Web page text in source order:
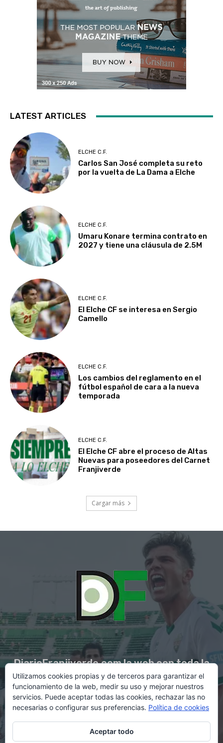
LATEST ARTICLES
ELCHE C.F.
Carlos San José completa su reto
por la vuelta de La Dama a Elche
ELCHE C.F.
Umaru Konare termina contrato en
2027 y tiene una cláusula de 2.5M
ELCHE C.F.
El Elche CF se interesa en Sergio
Camello
ELCHE C.F.
Los cambios del reglamento en el
fútbol español de cara a la nueva
temporada
ELCHE C.F.
El Elche CF abre el proceso de Altas
Nuevas para poseedores del Carnet
Franjiverde
Cargar más
DiarioFranjiverde.com la web con toda la
información del Elche C.F.
Contacto en:diario@franjiverde.com
Utilizamos cookies propias y de terceros para garantizar el
funcionamiento de la web, medir su uso y mejorar nuestros
servicios. Puede aceptar todas las cookies, rechazar las no
necesarias o configurar sus preferencias. Política de cookies
Aceptar todo